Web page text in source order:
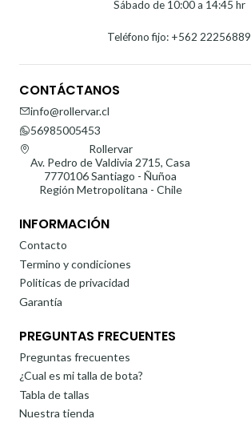
Sábado de 10:00 a 14:45 hr
Teléfono fijo: +562 22256889
CONTÁCTANOS
info@rollervar.cl
56985005453
Rollervar
Av. Pedro de Valdivia 2715, Casa
7770106 Santiago - Ñuñoa
Región Metropolitana - Chile
INFORMACIÓN
Contacto
Termino y condiciones
Politicas de privacidad
Garantía
PREGUNTAS FRECUENTES
Preguntas frecuentes
¿Cual es mi talla de bota?
Tabla de tallas
Nuestra tienda